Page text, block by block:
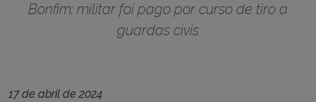
Bonfim; militar foi pago por curso de tiro a
guardas civis
17 de abril de 2024